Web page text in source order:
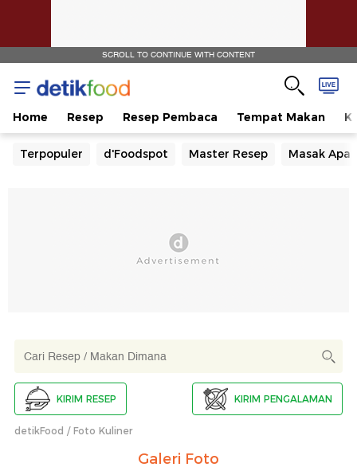
SCROLL TO CONTINUE WITH CONTENT
Home Resep Resep Pembaca Tempat Makan
Terpopuler d'Foodspot Master Resep Masak Apa
KIRIM RESEP KIRIM PENGALAMAN
detikFood Foto Kuliner
Galeri Foto